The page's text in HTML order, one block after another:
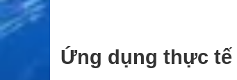
Ứng dụng thực tế